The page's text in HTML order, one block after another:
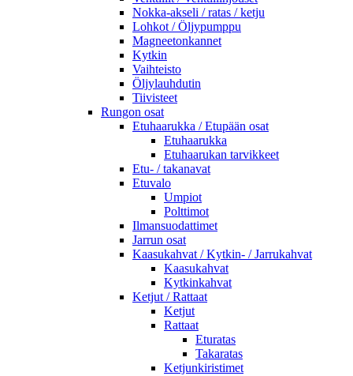
Nokka-akseli / ratas / ketju
Lohkot / Öljypumppu
Magneetonkannet
Kytkin
Vaihteisto
Öljylauhdutin
Tiivisteet
Rungon osat
Etuhaarukka / Etupään osat
Etuhaarukka
Etuhaarukan tarvikkeet
Etu- / takanavat
Etuvalo
Umpiot
Polttimot
Ilmansuodattimet
Jarrun osat
Kaasukahvat / Kytkin- / Jarrukahvat
Kaasukahvat
Kytkinkahvat
Ketjut / Rattaat
Ketjut
Rattaat
Eturatas
Takaratas
Ketjunkiristimet